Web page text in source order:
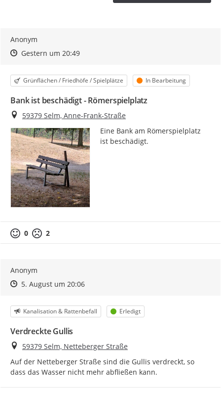
Anonym
Zeitpunkt des Erstellens
Zeitpunkt des Erstellens
Gestern um 20:49Zur Äußerung
Kategorie
Grünflächen / Friedhöfe / Spielplätze Status
In Bearbeitung
Bank ist beschädigt - Römerspielplatz
Ort
59379 Selm, Anne-Frank-Straße
Eine Bank am Römerspielplatz
ist beschädigt.
0 2
Anonym
Zeitpunkt des Erstellens
Zeitpunkt des Erstellens
5. August um 20:06Zur Äußerung
Kategorie
Kanalisation & Rattenbefall Status
Erledigt
Verdreckte Gullis
Ort
59379 Selm, Netteberger Straße
Auf der Netteberger Straße sind die Gullis verdreckt, so
dass das Wasser nicht mehr abfließen kann.